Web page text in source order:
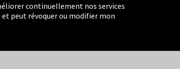
continuellement nos services
peut révoquer ou modifier mon